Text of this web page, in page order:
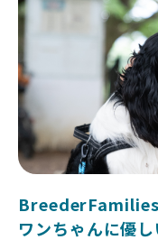
BreederFamilies
ワンちゃんに優